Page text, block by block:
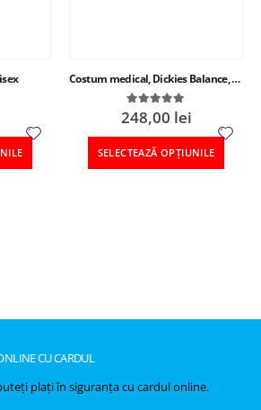
Costum medical, Dickies Balance, dama
4.89 out of 5
248,00 lei
SELECTEAZĂ OPȚIUNILE
CU CARDUL
plați în siguranța cu cardul online.